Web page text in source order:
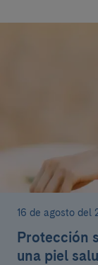
16 de agosto del
Protección
una piel